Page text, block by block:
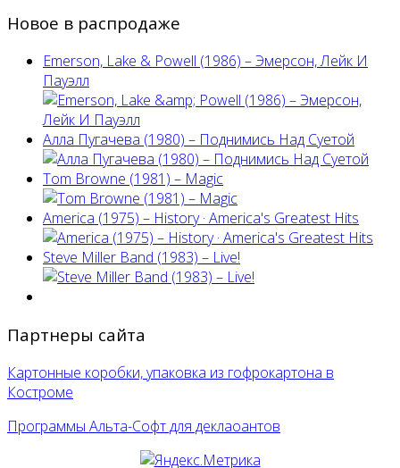
Новое в распродаже
Emerson, Lake & Powell (1986) ‎– Эмерсон, Лейк И
Пауэлл
Алла Пугачева (1980) – Поднимись Над Суетой
Tom Browne (1981) – Magic
America (1975) ‎– History · America's Greatest Hits
Steve Miller Band ‎(1983) – Live!
Партнеры сайта
Картонные коробки, упаковка из гофрокартона в
Костроме
Программы Альта-Софт для деклаоантов